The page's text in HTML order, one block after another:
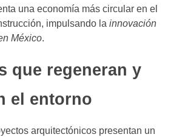
una economía más circular en el
impulsando la innovación
México.
que regeneran y
el entorno
arquitectónicos presentan un